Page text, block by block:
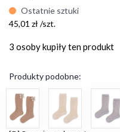
Ostatnie sztuki
45,01 zł /szt.
3 osobykupiły ten produkt
Produkty podobne: